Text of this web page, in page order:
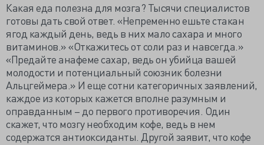
Какая еда полезна для мозга? Тысячи специалистов
готовы дать свой ответ. «Непременно ешьте стакан
ягод каждый день, ведь в них мало сахара и много
витаминов.» «Откажитесь от соли раз и навсегда.»
«Предайте анафеме сахар, ведь он убийца вашей
молодости и потенциальный союзник болезни
Альцгеймера.» И еще сотни категоричных заявлений,
каждое из которых кажется вполне разумным и
оправданным – до первого противоречия. Один
скажет, что мозгу необходим кофе, ведь в нем
содержатся антиоксиданты. Другой заявит, что кофе